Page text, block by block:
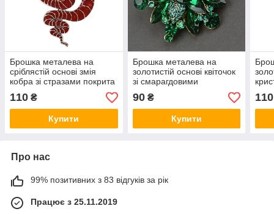
Брошка металева на
сріблястій основі змія
кобра зі стразами покрита
кольоровою емаллю
розмір виробу 95х55 мм
110 ₴
Купити
Брошка металева на
золотистій основі квіточок
зі смарагдовими
масивними кристалами
розмір 50Х55 мм
90₴
Купити
110
Про нас
99% позитивних з 83 відгуків за рік
Працює з 25.11.2019